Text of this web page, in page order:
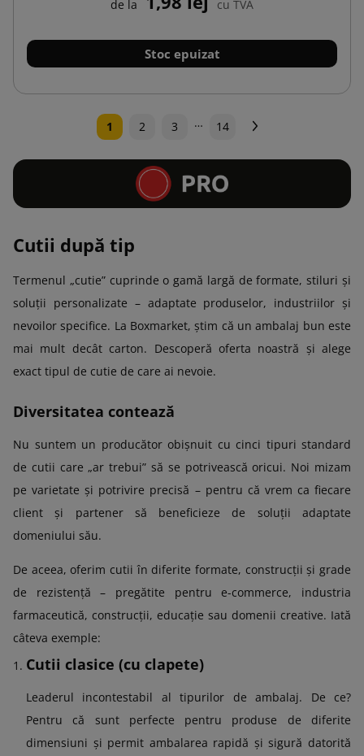
de la cu TVA
Stoc epuizat
1 2 3 … 14
Cutii după tip
Termenul „cutie” cuprinde o gamă largă de formate, stiluri și
soluții personalizate – adaptate produselor, industriilor și
nevoilor specifice. La Boxmarket, știm că un ambalaj bun este
mai mult decât carton. Descoperă oferta noastră și alege
exact tipul de cutie de care ai nevoie.
Diversitatea contează
Nu suntem un producător obișnuit cu cinci tipuri standard
de cutii care „ar trebui” să se potrivească oricui. Noi mizam
pe varietate și potrivire precisă – pentru că vrem ca fiecare
client și partener să beneficieze de soluții adaptate
domeniului său.
De aceea, oferim cutii în diferite formate, construcții și grade
de rezistență – pregătite pentru e-commerce, industria
farmaceutică, construcții, educație sau domenii creative. Iată
câteva exemple:
Cutii clasice (cu clapete)
Leaderul incontestabil al tipurilor de ambalaj. De ce?
Pentru că sunt perfecte pentru produse de diferite
dimensiuni și permit ambalarea rapidă și sigură datorită